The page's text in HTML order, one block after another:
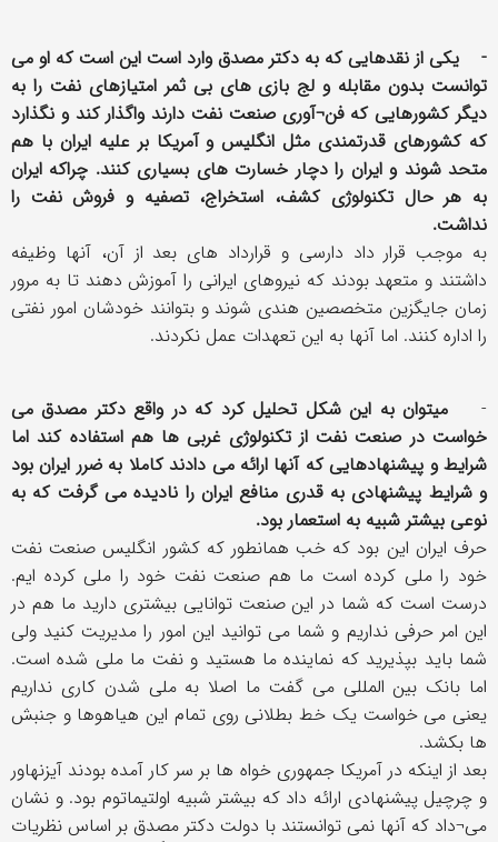
- یکی از نقدهایی که به دکتر مصدق وارد است این است که او می
توانست بدون مقابله و لج بازی های بی ثمر امتیازهای نفت را به
دیگر کشورهایی که فن¬آوری صنعت نفت دارند واگذار کند و نگذارد
که کشورهای قدرتمندی مثل انگلیس و آمریکا بر علیه ایران با هم
متحد شوند و ایران را دچار خسارت های بسیاری کنند. چراکه ایران
به هر حال تکنولوژی کشف، استخراج، تصفیه و فروش نفت را
نداشت.
به موجب قرار داد دارسی و قرارداد های بعد از آن، آنها وظیفه
داشتند و متعهد بودند که نیروهای ایرانی را آموزش دهند تا به مرور
زمان جایگزین متخصصین هندی شوند و بتوانند خودشان امور نفتی
را اداره کنند. اما آنها به این تعهدات عمل نکردند.
- میتوان به این شکل تحلیل کرد که در واقع دکتر مصدق می
خواست در صنعت نفت از تکنولوژی غربی ها هم استفاده کند اما
شرایط و پیشنهادهایی که آنها ارائه می دادند کاملا به ضرر ایران بود
و شرایط پیشنهادی به قدری منافع ایران را نادیده می گرفت که به
نوعی بیشتر شبیه به استعمار بود.
حرف ایران این بود که خب همانطور که کشور انگلیس صنعت نفت
خود را ملی کرده است ما هم صنعت نفت خود را ملی کرده ایم.
درست است که شما در این صنعت توانایی بیشتری دارید ما هم در
این امر حرفی نداریم و شما می توانید این امور را مدیریت کنید ولی
شما باید بپذیرید که نماینده ما هستید و نفت ما ملی شده است.
اما بانک بین المللی می گفت ما اصلا به ملی شدن کاری نداریم
یعنی می خواست یک خط بطلانی روی تمام این هیاهوها و جنبش
ها بکشد.
بعد از اینکه در آمریکا جمهوری خواه ها بر سر کار آمده بودند آیزنهاور
و چرچیل پیشنهادی ارائه داد که بیشتر شبیه اولتیماتوم بود. و نشان
می¬داد که آنها نمی توانستند با دولت دکتر مصدق بر اساس نظریات